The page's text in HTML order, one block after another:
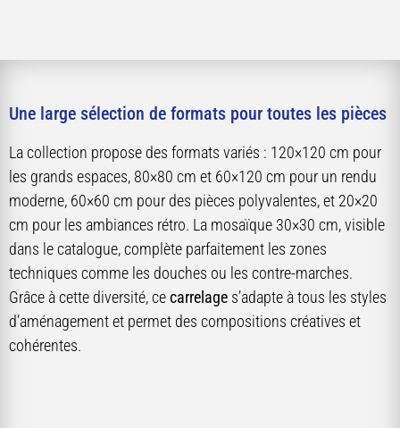
Une large sélection de formats pour toutes les pièces
La collection propose des formats variés : 120×120 cm pour
les grands espaces, 80×80 cm et 60×120 cm pour un rendu
moderne, 60×60 cm pour des pièces polyvalentes, et 20×20
cm pour les ambiances rétro. La mosaïque 30×30 cm, visible
dans le catalogue, complète parfaitement les zones
techniques comme les douches ou les contre-marches.
Grâce à cette diversité, cecarrelage s’adapte à tous les styles
d’aménagement et permet des compositions créatives et
cohérentes.